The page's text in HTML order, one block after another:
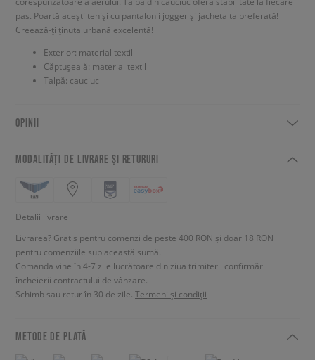
pas. Poartă acești teniși cu pantalonii jogger și jacheta ta preferată!
Creează-ți ținuta urbană excelentă!
Exterior: material textil
Căptușeală: material textil
Talpă: cauciuc
OPINII
MODALITĂȚI DE LIVRARE ȘI RETURURI
Detalii livrare
Livrarea? Gratis pentru comenzi de peste 400 RON și doar 18 RON
pentru comenziile sub această sumă.
Comanda vine în 4-7 zile lucrătoare din ziua trimiterii confirmării
încheierii contractului de vânzare.
Schimb sau retur în 30 de zile. Termeni și condiții
METODE DE PLATĂ